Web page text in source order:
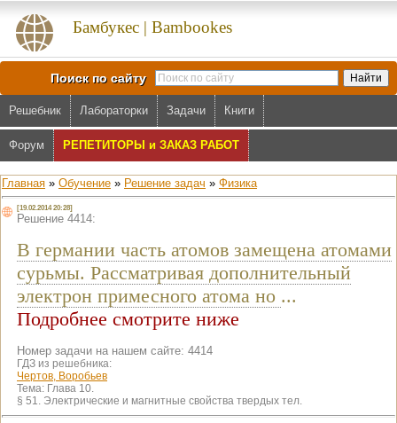
Бамбукес | Bambookes
Поиск по сайту
Решебник Лабораторки Задачи Книги
Форум РЕПЕТИТОРЫ и ЗАКАЗ РАБОТ
Главная » Обучение » Решение задач » Физика
[19.02.2014 20:28]
Решение 4414:
В германии часть атомов замещена атомами
сурьмы. Рассматривая дополнительный
электрон примесного атома но ...
Подробнее смотрите ниже
Номер задачи на нашем сайте: 4414
ГДЗ из решебника:
Чертов, Воробьев
Тема: Глава 10.
§ 51. Электрические и магнитные свойства твердых тел.